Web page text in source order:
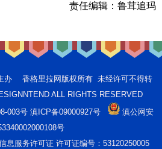
责任编辑： 鲁茸追玛
办 香格里拉网版权所有 未经许可不得转
ALL RIGHTS RESERVED
003号 滇ICP备09000927号
滇公网安
号
息服务许可证 许可证编号：53120250005